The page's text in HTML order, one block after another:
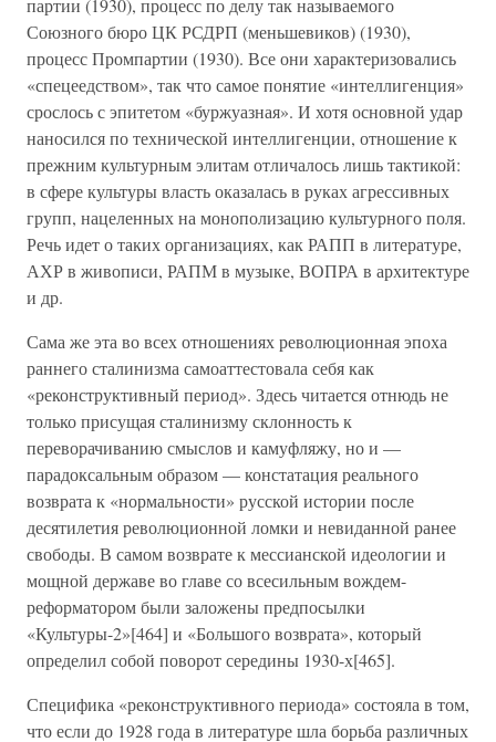
партии (1930), процесс по делу так называемого
Союзного бюро ЦК РСДРП (меньшевиков) (1930),
процесс Промпартии (1930). Все они характеризовались
«спецеедством», так что самое понятие «интеллигенция»
срослось с эпитетом «буржуазная». И хотя основной удар
наносился по технической интеллигенции, отношение к
прежним культурным элитам отличалось лишь тактикой:
в сфере культуры власть оказалась в руках агрессивных
групп, нацеленных на монополизацию культурного поля.
Речь идет о таких организациях, как РАПП в литературе,
АХР в живописи, РАПМ в музыке, ВОПРА в архитектуре
и др.
Сама же эта во всех отношениях революционная эпоха
раннего сталинизма самоаттестовала себя как
«реконструктивный период». Здесь читается отнюдь не
только присущая сталинизму склонность к
переворачиванию смыслов и камуфляжу, но и —
парадоксальным образом — констатация реального
возврата к «нормальности» русской истории после
десятилетия революционной ломки и невиданной ранее
свободы. В самом возврате к мессианской идеологии и
мощной державе во главе со всесильным вождем-
реформатором были заложены предпосылки
«Культуры-2»[464] и «Большого возврата», который
определил собой поворот середины 1930-х[465].
Специфика «реконструктивного периода» состояла в том,
что если до 1928 года в литературе шла борьба различных